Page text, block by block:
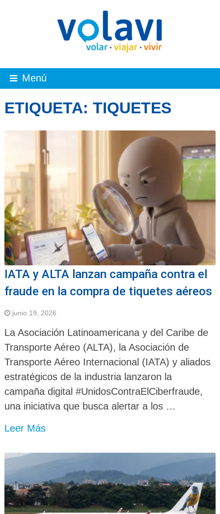
Menú
ETIQUETA: TIQUETES
IATA y ALTA lanzan campaña contra el
fraude en la compra de tiquetes aéreos
junio 19, 2026
La Asociación Latinoamericana y del Caribe de
Transporte Aéreo (ALTA), la Asociación de
Transporte Aéreo Internacional (IATA) y aliados
estratégicos de la industria lanzaron la
campaña digital #UnidosContraElCiberfraude,
una iniciativa que busca alertar a los …
Leer Más